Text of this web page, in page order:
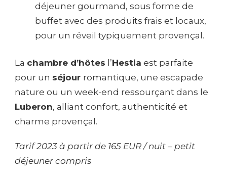
déjeuner gourmand, sous forme de
buffet avec des produits frais et locaux,
pour un réveil typiquement provençal.
La chambre d’hôtes l’Hestia est parfaite
pour un séjour romantique, une escapade
nature ou un week-end ressourçant dans le
Luberon, alliant confort, authenticité et
charme provençal.
Tarif 2023 à partir de 165 EUR / nuit – petit
déjeuner compris